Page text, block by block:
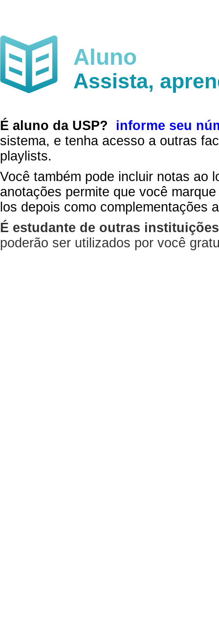
Aluno
Assista,
É aluno da USP?
informe seu
sistema, e tenha acesso a outras
playlists.
Você também pode incluir notas ao
anotações permite que você
los depois como complementações
É estudante de outras
poderão ser utilizados por você